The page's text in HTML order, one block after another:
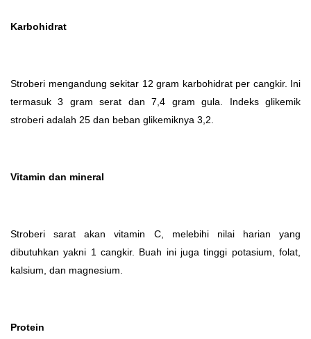
Karbohidrat
Stroberi mengandung sekitar 12 gram karbohidrat per cangkir. Ini
termasuk 3 gram serat dan 7,4 gram gula. Indeks glikemik
stroberi adalah 25 dan beban glikemiknya 3,2.
Vitamin dan mineral
Stroberi sarat akan vitamin C, melebihi nilai harian yang
dibutuhkan yakni 1 cangkir. Buah ini juga tinggi potasium, folat,
kalsium, dan magnesium.
Protein